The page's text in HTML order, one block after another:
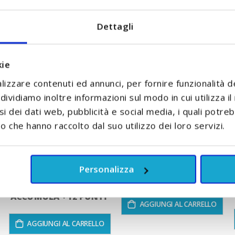
Dettagli
contenuti ed annunci, per fornire funzionalità
inoltre informazioni sul modo in cui utilizza
dei dati web, pubblicità e social media, i quali
che hanno raccolto dal suo utilizzo dei loro servizi.
Personalizza
Pannolini Taglia 7 Extra
Large Plus +15 Kg
A partire da
ACCUMULA +12 PUNTI
AGGIUNGI AL CARRELLO
Intimo Detergente
Mousse Baby 150 ml
11,90 €
ACCUMULA +11 PUNTI
AGGIUNGI AL CARRELLO